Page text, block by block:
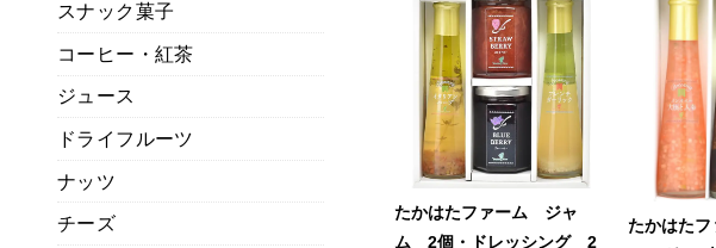
たかはたファーム ジャ
ム 2個・ドレッシング 2
たかはた
スナック菓子
コーヒー・紅茶
ジュース
ドライフルーツ
ナッツ
チーズ